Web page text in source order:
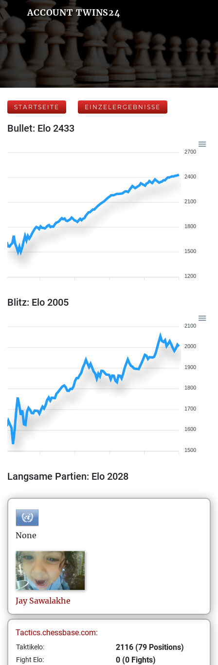
ACCOUNT TWINS24
STARTSEITE EINZELERGEBNISSE
Bullet: Elo 2433
2700
2400
2100
1800
1500
1200
Blitz: Elo 2005
2100
2000
1900
1800
1700
1600
1500
Langsame Partien: Elo 2028
None
Jay Sawalakhe
Tactics.chessbase.com:
Taktikelo: 2116 (79 Positions)
Fight Elo: 0 (0 Fights)